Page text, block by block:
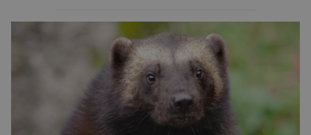
vačnatci, vyskytující se dnes již výhradně na
ostrově Tasmánie, si však takovou nálepku
vůbec nezaslouží. Fakticky se totiž spíše než o
zákeřné a nebezpečné vzteklouny jedná o
plaché živočichy. Velikostně […]